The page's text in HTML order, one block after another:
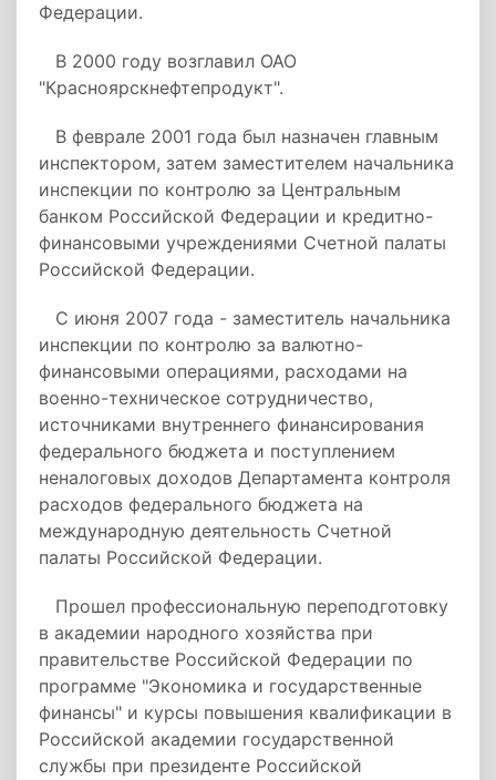
Федерации.
В 2000 году возглавил ОАО
"Красноярскнефтепродукт".
В феврале 2001 года был назначен главным
инспектором, затем заместителем начальника
инспекции по контролю за Центральным
банком Российской Федерации и кредитно-
финансовыми учреждениями Счетной палаты
Российской Федерации.
С июня 2007 года - заместитель начальника
инспекции по контролю за валютно-
финансовыми операциями, расходами на
военно-техническое сотрудничество,
источниками внутреннего финансирования
федерального бюджета и поступлением
неналоговых доходов Департамента контроля
расходов федерального бюджета на
международную деятельность Счетной
палаты Российской Федерации.
Прошел профессиональную переподготовку
в академии народного хозяйства при
правительстве Российской Федерации по
программе "Экономика и государственные
финансы" и курсы повышения квалификации в
Российской академии государственной
службы при президенте Российской